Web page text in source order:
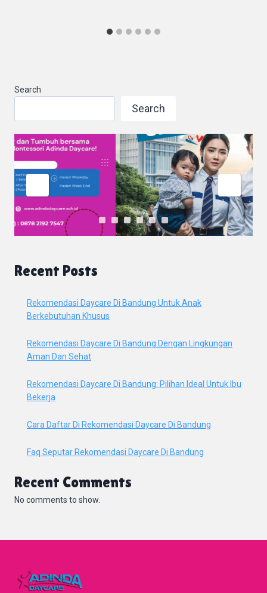
Search
Search
Recent Posts
Rekomendasi Daycare Di Bandung Untuk Anak
Berkebutuhan Khusus
Rekomendasi Daycare Di Bandung Dengan Lingkungan
Aman Dan Sehat
Rekomendasi Daycare Di Bandung: Pilihan Ideal Untuk Ibu
Bekerja
Cara Daftar Di Rekomendasi Daycare Di Bandung
Faq Seputar Rekomendasi Daycare Di Bandung
Recent Comments
No comments to show.